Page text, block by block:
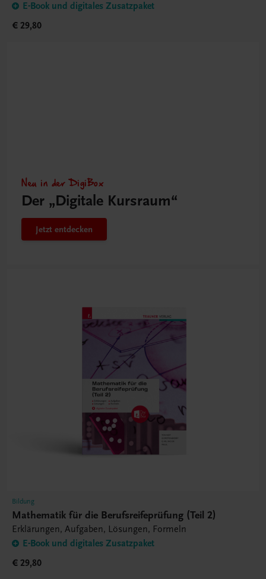
E-Book und digitales Zusatzpaket
€ 29,80
Neu in der DigiBox
Der „Digitale Kursraum“
Jetzt entdecken
Bildung
Mathematik für die Berufsreifeprüfung (Teil 2)
Erklärungen, Aufgaben, Lösungen, Formeln
E-Book und digitales Zusatzpaket
€ 29,80